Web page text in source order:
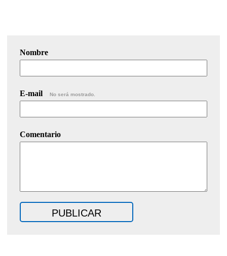
Nombre
E-mail No será mostrado.
Comentario